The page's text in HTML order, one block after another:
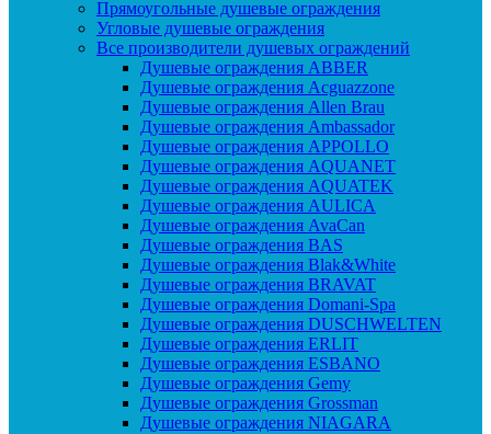
Прямоугольные душевые ограждения
Угловые душевые ограждения
Все производители душевых ограждений
Душевые ограждения ABBER
Душевые ограждения Acguazzone
Душевые ограждения Allen Brau
Душевые ограждения Ambassador
Душевые ограждения APPOLLO
Душевые ограждения AQUANET
Душевые ограждения AQUATEK
Душевые ограждения AULICA
Душевые ограждения AvaCan
Душевые ограждения BAS
Душевые ограждения Blak&White
Душевые ограждения BRAVAT
Душевые ограждения Domani-Spa
Душевые ограждения DUSCHWELTEN
Душевые ограждения ERLIT
Душевые ограждения ESBANO
Душевые ограждения Gemy
Душевые ограждения Grossman
Душевые ограждения NIAGARA